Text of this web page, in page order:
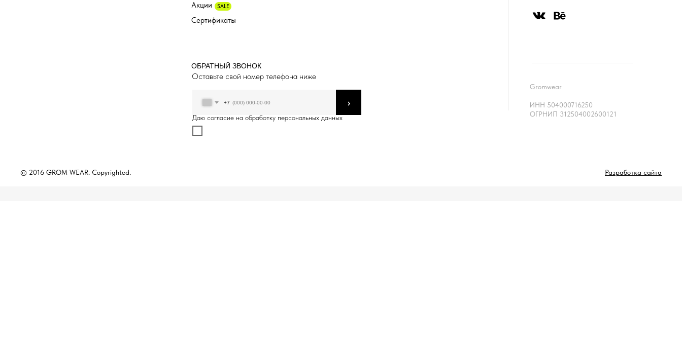
Акции SALE
Gromwear
ИНН 504000716250
ОГРНИП 312504002600121
© 2016 GROM WEAR. Copyrighted. Разработка сайта
ОБРАТНЫЙ ЗВОНОК
Оставьте свой номер телефона ниже
+7
Даю согласие на обработку персональных данных
›
Сертификаты